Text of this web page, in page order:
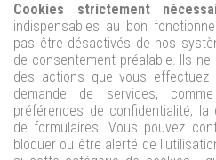
Cookies strictement
indispensables au bon
pas être désactivés de nos
de consentement préalable. Ils ne
des actions que vous
demande de services,
préférences de confidentialité, la
de formulaires. Vous pouvez
bloquer ou être alerté de